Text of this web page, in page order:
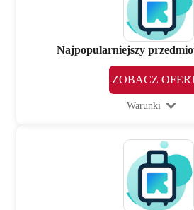
Najpopularniejszy
ZOBACZ
Warunki